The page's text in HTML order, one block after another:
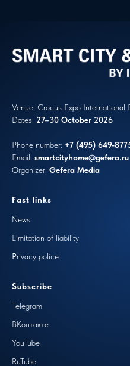
Venue: Crocus Expo International
Dates: 27–30 October 2026
Phone number: +7 (495) 649-
Email: smartcityhome@gefera.ru
Organizer: Gefera Media
Fast links
News
Limitation of liability
Privacy police
Subscribe
Telegram
ВКонтакте
YouTube
RuTube